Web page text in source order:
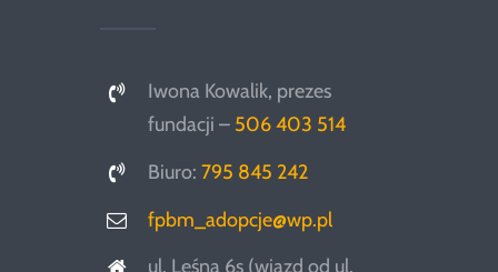
Iwona Kowalik, prezes
fundacji – 506 403 514
Biuro:795 845 242
fpbm_adopcje@wp.pl
ul. Leśna 6s (wjazd od ul.